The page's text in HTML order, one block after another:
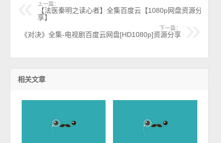
上一篇：
【法医秦明之读心者】全集百度云【1080p网盘资源分
享】
下一篇：
《对决》全集-电视剧百度云网盘[HD1080p]资源分享
相关文章